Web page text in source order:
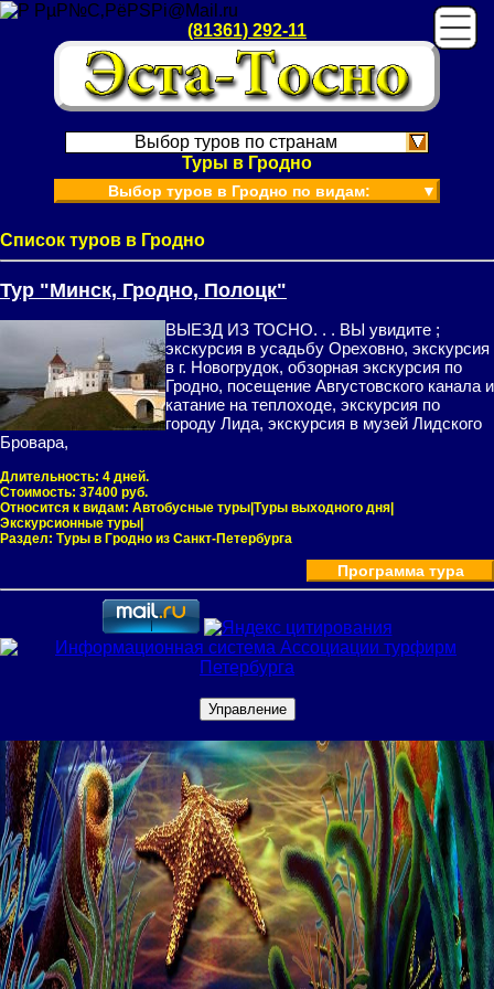
(81361) 292-11
Выбор туров по странам
Туры в Гродно
Выбор туров в Гродно по видам: ▼
Список туров в Гродно
Тур "Минск, Гродно, Полоцк"
ВЫЕЗД ИЗ ТОСНО. . . ВЫ увидите ;
экскурсия в усадьбу Ореховно, экскурсия
в г. Новогрудок, обзорная экскурсия по
Гродно, посещение Августовского канала и
катание на теплоходе, экскурсия по
городу Лида, экскурсия в музей Лидского
Бровара,
Длительность: 4 дней.
Стоимость: 37400 руб.
Относится к видам: Автобусные туры|Туры выходного дня|
Экскурсионные туры|
Раздел: Туры в Гродно из Санкт-Петербурга
Программа тура